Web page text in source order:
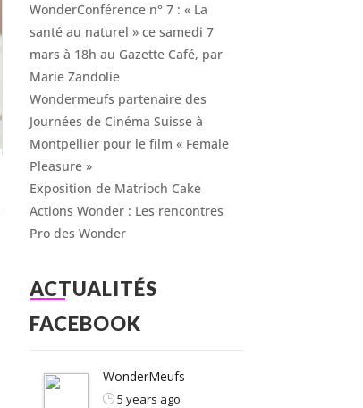
WonderConférence n° 7 : « La
santé au naturel » ce samedi 7
mars à 18h au Gazette Café, par
Marie Zandolie
Wondermeufs partenaire des
Journées de Cinéma Suisse à
Montpellier pour le film « Female
Pleasure »
Exposition de Matrioch Cake
Actions Wonder : Les rencontres
Pro des Wonder
ACTUALITÉS
FACEBOOK
WonderMeufs
5 years ago